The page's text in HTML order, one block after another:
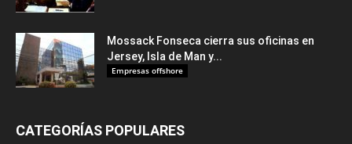
Mossack Fonseca cierra sus oficinas en
Jersey, Isla de Man y...
Empresas offshore
CATEGORÍAS POPULARES